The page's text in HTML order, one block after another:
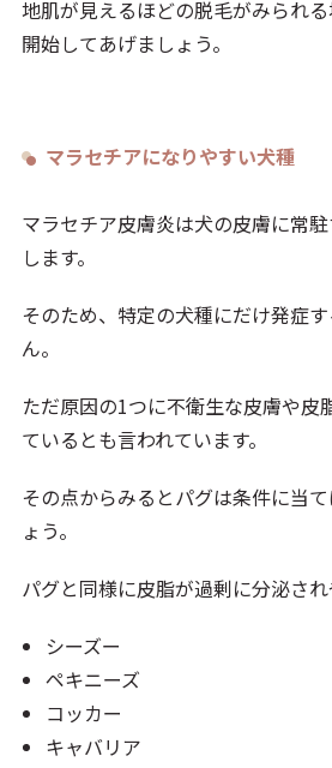
地肌が見えるほどの脱毛がみられ
開始してあげましょう。
マラセチアになりやすい犬種
マラセチア皮膚炎は犬の皮膚に常
します。
そのため、特定の犬種にだけ発症
ん。
ただ原因の1つに不衛生な皮膚や皮
ているとも言われています。
その点からみるとパグは条件に当
ょう。
パグと同様に皮脂が過剰に分泌さ
シーズー
ペキニーズ
コッカー
キャバリア